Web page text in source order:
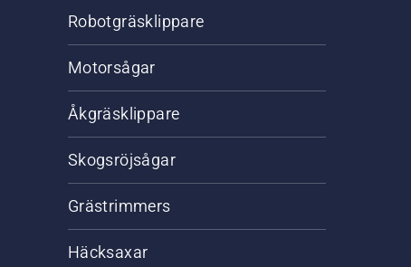
Robotgräsklippare
Motorsågar
Åkgräsklippare
Skogsröjsågar
Grästrimmers
Häcksaxar